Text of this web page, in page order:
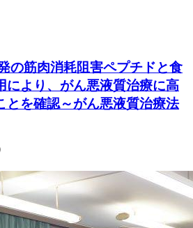
の筋肉消耗阻害ペプチドと食
により、がん悪液質治療に高
とを確認～がん悪液質治療法